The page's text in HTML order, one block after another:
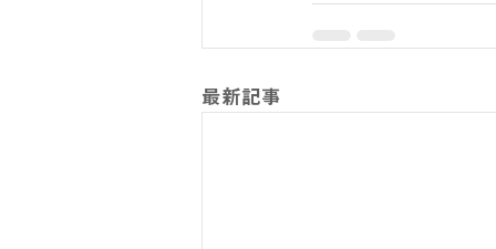
最新記事